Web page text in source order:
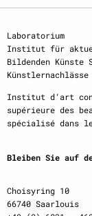
Laboratorium
Institut für
Bildenden Künste
Künstlernachlässe
Institut d‘art
supérieure des
spécialisé dans
Bleiben Sie auf
Choisyring 10
66740 Saarlouis